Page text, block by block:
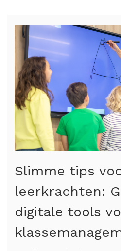
Slimme tips
leerkrachten:
digitale tools